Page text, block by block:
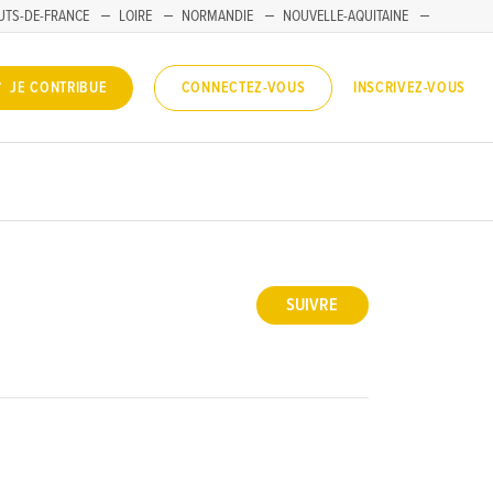
DE-FRANCE LOIRE NORMANDIE
NOUVELLE-AQUITAINE
JE CONTRIBUE CONNECTEZ-VOUS INSCRIVEZ-VOUS
SUIVRE